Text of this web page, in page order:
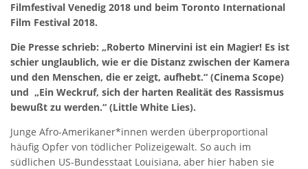
Filmfestival Venedig 2018 und beim Toronto International
Film Festival 2018.
Die Presse schrieb: „Roberto Minervini ist ein Magier! Es ist
schier unglaublich, wie er die Distanz zwischen der Kamera
und den Menschen, die er zeigt, aufhebt.“ (Cinema Scope)
und „Ein Weckruf, sich der harten Realität des Rassismus
bewußt zu werden.“ (Little White Lies).
Junge Afro-Amerikaner*innen werden überproportional
häufig Opfer von tödlicher Polizeigewalt. So auch im
südlichen US-Bundesstaat Louisiana, aber hier haben sie